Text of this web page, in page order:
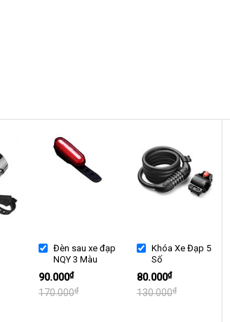
Đèn sau xe đạp
NQY 3 Màu
90.000₫
170.000₫
Khóa Xe Đạp 5
Số
80.000₫
130.000₫